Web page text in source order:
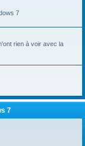
7
rien à voir avec la
7